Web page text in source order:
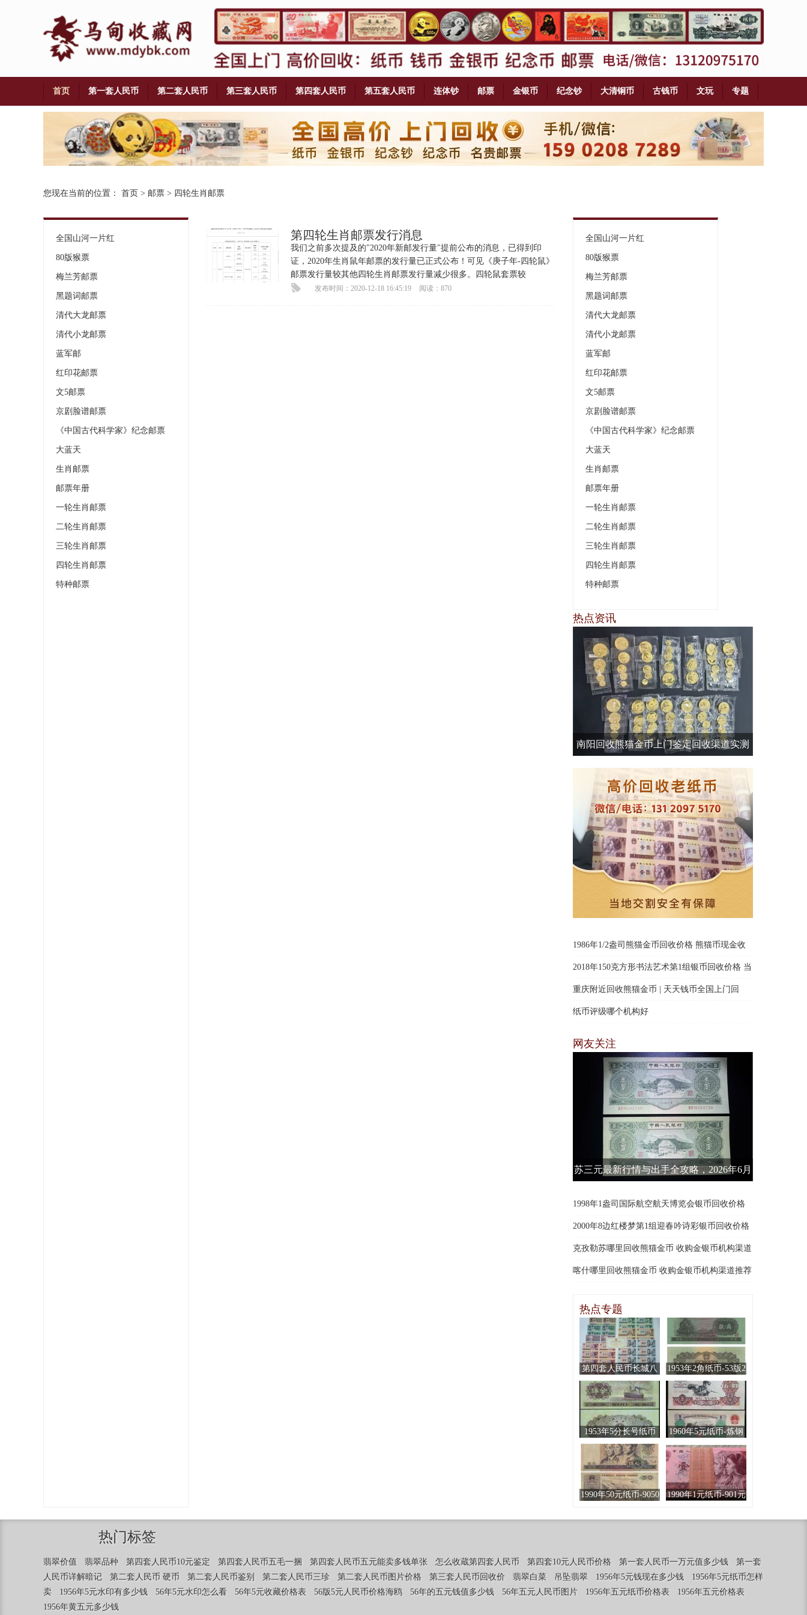
首页 第一套人民币 第二套人民币 第三套人民币 第四套人民币 第五套人民币 连体钞 邮票 金银币 纪念钞 大清铜币 古钱币 文玩
专题
铜币
您现在当前的位置： 首页 > 邮票 > 四轮生肖邮票
全国山河一片红
80版猴票
梅兰芳邮票
黑题词邮票
清代大龙邮票
清代小龙邮票
蓝军邮
红印花邮票
文5邮票
京剧脸谱邮票
《中国古代科学家》纪念邮票
大蓝天
生肖邮票
邮票年册
一轮生肖邮票
二轮生肖邮票
三轮生肖邮票
四轮生肖邮票
特种邮票
第四轮生肖邮票发行消息
我们之前多次提及的"2020年新邮发行量"提前公布的消息，已得到印
证，2020年生肖鼠年邮票的发行量已正式公布！可见《庚子年-四轮鼠》
邮票发行量较其他四轮生肖邮票发行量减少很多。四轮鼠套票较
发布时间：2020-12-18 16:45:19 阅读：870
全国山河一片红
80版猴票
梅兰芳邮票
黑题词邮票
清代大龙邮票
清代小龙邮票
蓝军邮
红印花邮票
文5邮票
京剧脸谱邮票
《中国古代科学家》纪念邮票
大蓝天
生肖邮票
邮票年册
一轮生肖邮票
二轮生肖邮票
三轮生肖邮票
四轮生肖邮票
特种邮票
热点资讯
南阳回收熊猫金币上门鉴定回收渠道实测
1986年1/2盎司熊猫金币回收价格 熊猫币现金收
购
2018年150克方形书法艺术第1组银币回收价格 当
地上门回收
重庆附近回收熊猫金币 | 天天钱币全国上门回
收，行业高价回收当场结算
纸币评级哪个机构好
网友关注
苏三元最新行情与出手全攻略，2026年6月
1998年1盎司国际航空航天博览会银币回收价格
及收购渠道
2000年8边红楼梦第1组迎春吟诗彩银币回收价格
及渠道
克孜勒苏哪里回收熊猫金币 收购金银币机构渠道
推荐
喀什哪里回收熊猫金币 收购金银币机构渠道推荐
热点专题
第四套人民币长城八
连体钞
1953年2角纸币-53版2
角火车头
1953年5分长号纸币
1960年5元纸币-炼钢
工人5元
1990年50元纸币-9050
1990年1元纸币-901元
热门标签
翡翠价值 翡翠品种 第四套人民币10元鉴定 第四套人民币五毛一捆 第四套人民币五元能卖多钱单张 怎么收蔵第四套人民币 第四套10元人民币价格 第一套人民币一万元值多少钱
第一套
人民币详解暗记
第二套人民币 硬币 第二套人民币鉴别 第二套人民币三珍 第二套人民币图片价格 第三套人民币回收价 翡翠白菜 吊坠翡翠 1956年5元钱现在多少钱
1956年5元纸币怎样
卖
1956年5元水印有多少钱 56年5元水印怎么看 56年5元收藏价格表 56版5元人民币价格海鸥 56年的五元钱值多少钱 56年五元人民币图片 1956年五元纸币价格表
1956年五元价格表
1956年黄五元多少钱